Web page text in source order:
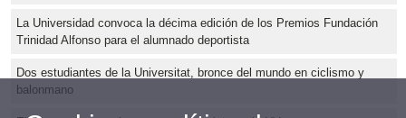
La Universidad convoca la décima edición de los Premios Fundación
Trinidad Alfonso para el alumnado deportista
Dos estudiantes de la Universitat, bronce del mundo en ciclismo y
balonmano